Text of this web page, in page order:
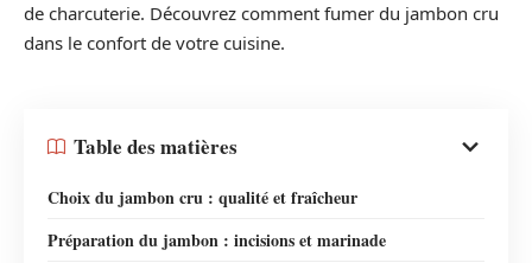
de charcuterie. Découvrez comment fumer du jambon cru
dans le confort de votre cuisine.
Table des matières
Choix du jambon cru : qualité et fraîcheur
Préparation du jambon : incisions et marinade